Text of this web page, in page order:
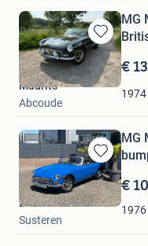
Bewaren
in
Mijn
Favorieten
MG
€
1974
Maurits
Abcoude
Bewaren
in
Mijn
Favorieten
MG
€
1976
DiClassics
Susteren